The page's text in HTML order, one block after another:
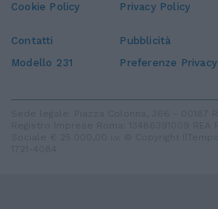
Cookie Policy Privacy Policy
Contatti Pubblicità
Modello 231
Preferenze Privacy